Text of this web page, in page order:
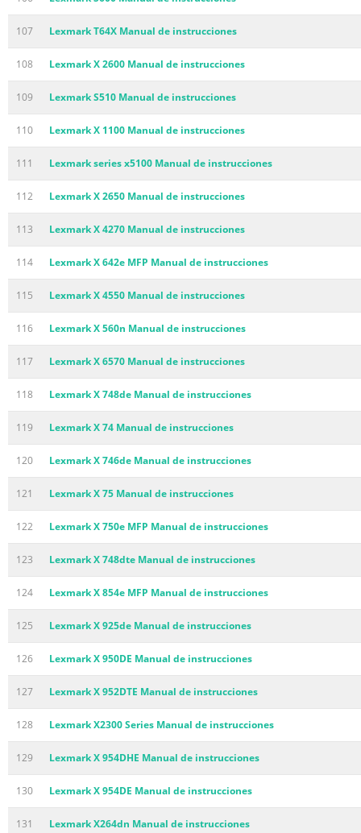
107 Lexmark T64X Manual de instrucciones
108 Lexmark X 2600 Manual de instrucciones
109 Lexmark S510 Manual de instrucciones
110 Lexmark X 1100 Manual de instrucciones
111 Lexmark series x5100 Manual de instrucciones
112 Lexmark X 2650 Manual de instrucciones
113 Lexmark X 4270 Manual de instrucciones
114 Lexmark X 642e MFP Manual de instrucciones
115 Lexmark X 4550 Manual de instrucciones
116 Lexmark X 560n Manual de instrucciones
117 Lexmark X 6570 Manual de instrucciones
118 Lexmark X 748de Manual de instrucciones
119 Lexmark X 74 Manual de instrucciones
120 Lexmark X 746de Manual de instrucciones
121 Lexmark X 75 Manual de instrucciones
122 Lexmark X 750e MFP Manual de instrucciones
123 Lexmark X 748dte Manual de instrucciones
124 Lexmark X 854e MFP Manual de instrucciones
125 Lexmark X 925de Manual de instrucciones
126 Lexmark X 950DE Manual de instrucciones
127 Lexmark X 952DTE Manual de instrucciones
128 Lexmark X2300 Series Manual de instrucciones
129 Lexmark X 954DHE Manual de instrucciones
130 Lexmark X 954DE Manual de instrucciones
131 Lexmark X264dn Manual de instrucciones